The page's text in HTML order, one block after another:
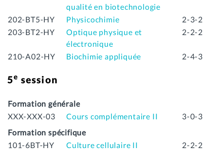
qualité en biotechnologie
202-BT5-HY Physicochimie
2-3-2
203-BT2-HY
Optique physique et
électronique
2-2-2
210-A02-HY Biochimie appliquée 2-4-3
5e session
Formation générale
XXX-XXX-03
Cours complémentaire II
3-0-3
Formation spécifique
101-6BT-HY
Culture cellulaire II
2-2-2